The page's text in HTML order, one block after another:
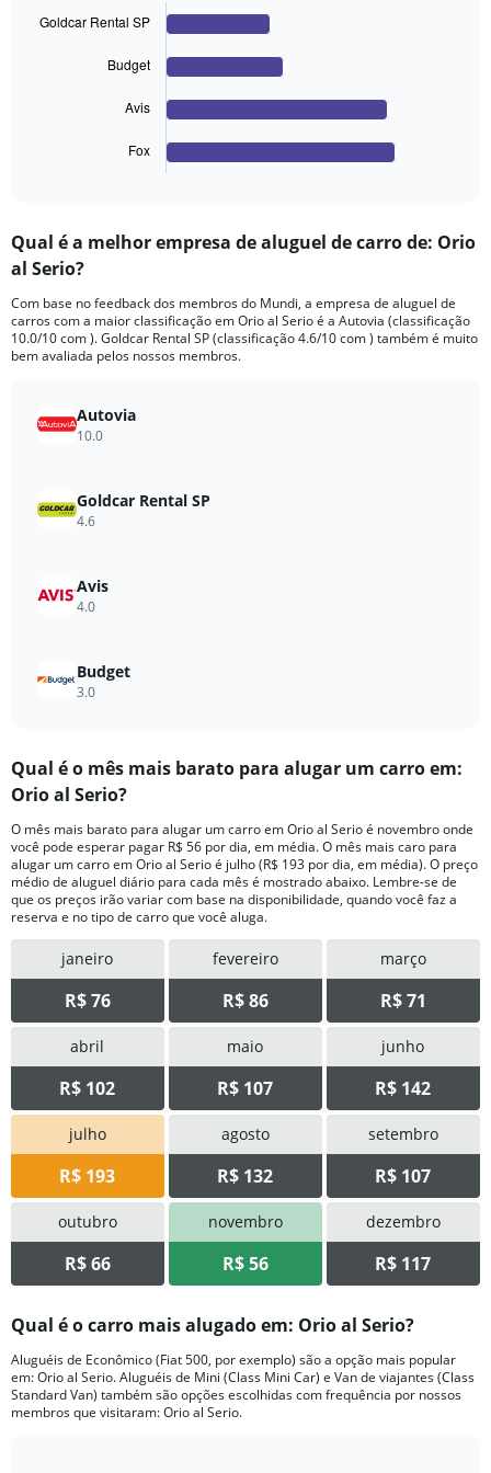
Range:
Range:
4
The
chart
has
axis
displaying
to
Goldcar Rental SP
Budget
Avis
Fox
Qual é a melhor empresa de aluguel de carro de: Orio
al Serio?
Com base no feedback dos membros do Mundi, a empresa de aluguel de
carros com a maior classificação em Orio al Serio é a Autovia (classificação
10.0/10 com ). Goldcar Rental SP (classificação 4.6/10 com ) também é muito
bem avaliada pelos nossos membros.
Autovia
10.0
Goldcar Rental SP
4.6
Avis
4.0
Budget
3.0
Qual ​é o mês mais barato para alugar um carro em:
Orio al Serio?
O mês mais barato para alugar um carro em Orio al Serio é novembro onde
você pode esperar pagar R$ 56 por dia, em média. O mês mais caro para
alugar um carro em Orio al Serio é julho (R$ 193 por dia, em média). O preço
médio de aluguel diário para cada mês é mostrado abaixo. Lembre-se de
que os preços irão variar com base na disponibilidade, quando você faz a
reserva e no tipo de carro que você aluga.
janeiro
R$ 76
fevereiro
R$ 86
março
R$ 71
abril
R$ 102
maio
R$ 107
junho
R$ 142
julho
R$ 193
agosto
R$ 132
setembro
R$ 107
outubro
R$ 66
novembro
R$ 56
dezembro
R$ 117
Qual é o carro mais alugado em: Orio al Serio?
Aluguéis de Econômico (Fiat 500, por exemplo) são a opção mais popular
em: Orio al Serio. Aluguéis de Mini (Class Mini Car) e Van de viajantes (Class
Standard Van) também são opções escolhidas com frequência por nossos
membros que visitaram: Orio al Serio.